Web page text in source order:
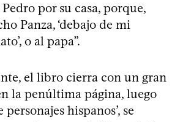
por su casa, porque,
Panza, ‘debajo de mi
o al papa”.
el libro cierra con un gran
la penúltima página, luego
personajes hispanos’, se